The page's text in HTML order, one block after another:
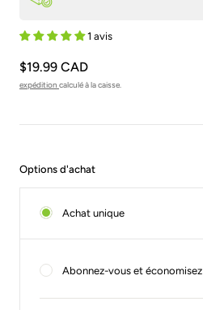
1 avis
$19.99 CAD
expédition calculé à la caisse.
Options d'achat
Achat unique
Abonnez-vous et économisez